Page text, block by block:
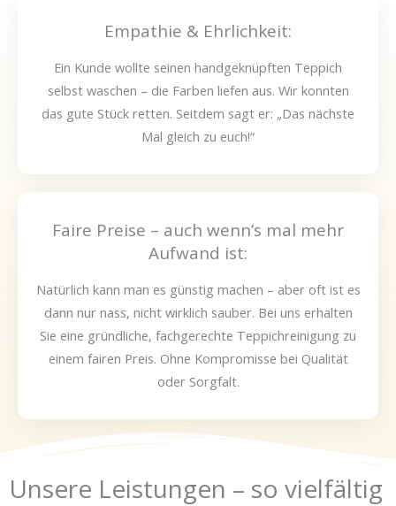
Empathie & Ehrlichkeit:
Ein Kunde wollte seinen handgeknüpften Teppich
selbst waschen – die Farben liefen aus. Wir konnten
das gute Stück retten. Seitdem sagt er: „Das nächste
Mal gleich zu euch!“
Faire Preise – auch wenn’s mal mehr
Aufwand ist:
Natürlich kann man es günstig machen – aber oft ist es
dann nur nass, nicht wirklich sauber. Bei uns erhalten
Sie eine gründliche, fachgerechte Teppichreinigung zu
einem fairen Preis. Ohne Kompromisse bei Qualität
oder Sorgfalt.
Unsere Leistungen – so vielfältig